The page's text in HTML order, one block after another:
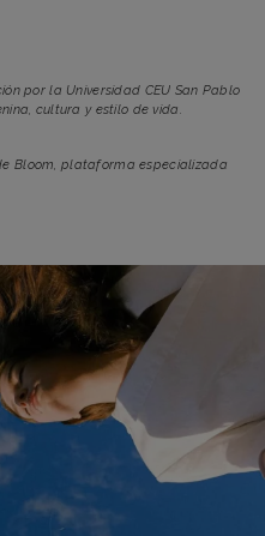
por la Universidad CEU San Pablo
cultura y estilo de vida.
Bloom, plataforma especializada